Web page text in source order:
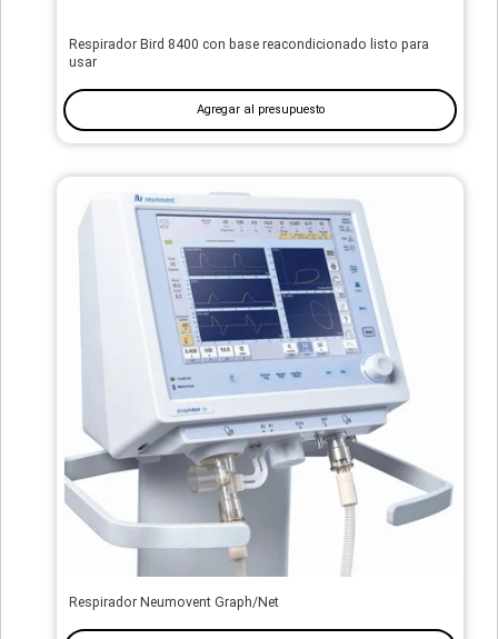
Respirador Bird 8400 con base reacondicionado listo para
usar
Agregar al presupuesto
Respirador Neumovent Graph/Net